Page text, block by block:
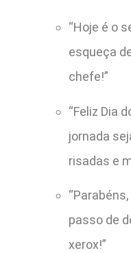
“Hoje é o
esqueça
chefe!”
“Feliz Dia
jornada
risadas e
passo de
xerox!”